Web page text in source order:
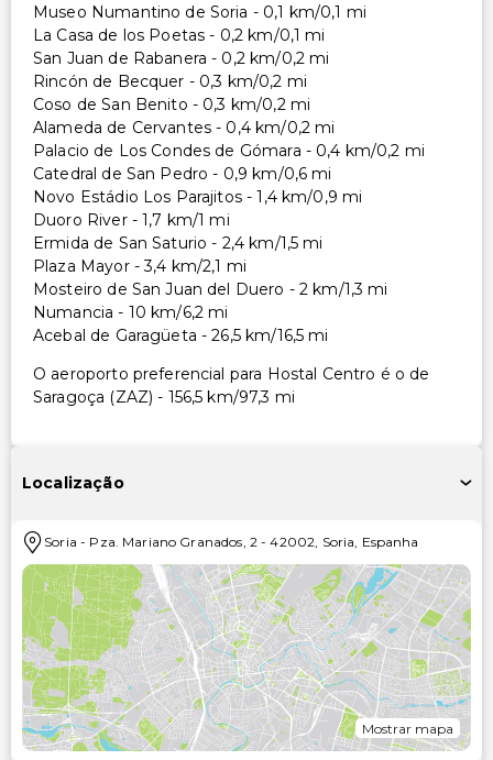
Museo Numantino de Soria - 0,1 km/0,1 mi
La Casa de los Poetas - 0,2 km/0,1 mi
San Juan de Rabanera - 0,2 km/0,2 mi
Rincón de Becquer - 0,3 km/0,2 mi
Coso de San Benito - 0,3 km/0,2 mi
Alameda de Cervantes - 0,4 km/0,2 mi
Palacio de Los Condes de Gómara - 0,4 km/0,2 mi
Catedral de San Pedro - 0,9 km/0,6 mi
Novo Estádio Los Parajitos - 1,4 km/0,9 mi
Duoro River - 1,7 km/1 mi
Ermida de San Saturio - 2,4 km/1,5 mi
Plaza Mayor - 3,4 km/2,1 mi
Mosteiro de San Juan del Duero - 2 km/1,3 mi
Numancia - 10 km/6,2 mi
Acebal de Garagüeta - 26,5 km/16,5 mi
O aeroporto preferencial para Hostal Centro é o de
Saragoça (ZAZ) - 156,5 km/97,3 mi
Localização
Soria - Pza. Mariano Granados, 2 -42002 Soria Espanha
Mostrar mapa